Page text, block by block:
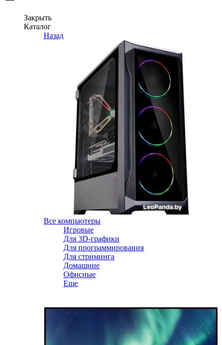
Закрыть
Каталог
Назад
Все компьютеры
Игровые
Для 3D-графики
Для программирования
Для стриминга
Домашние
Офисные
Еще